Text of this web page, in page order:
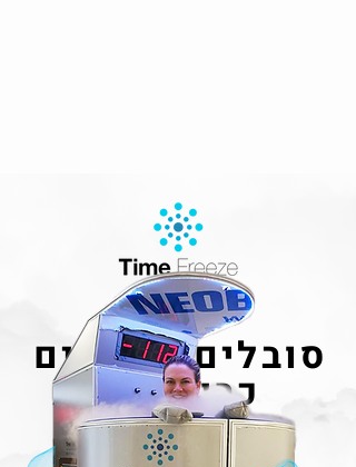
סובלים מכאבים
כרוניים?